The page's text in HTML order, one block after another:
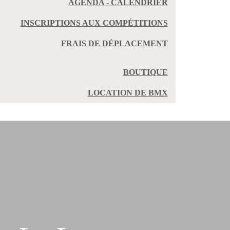
AGENDA - CALENDRIER
INSCRIPTIONS AUX COMPÉTITIONS
FRAIS DE DÉPLACEMENT
BOUTIQUE
LOCATION DE BMX